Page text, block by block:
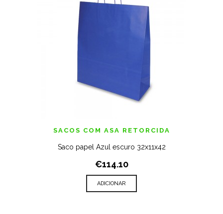
SACOS COM ASA RETORCIDA
Saco papel Azul escuro 32x11x42
€114.10
ADICIONAR